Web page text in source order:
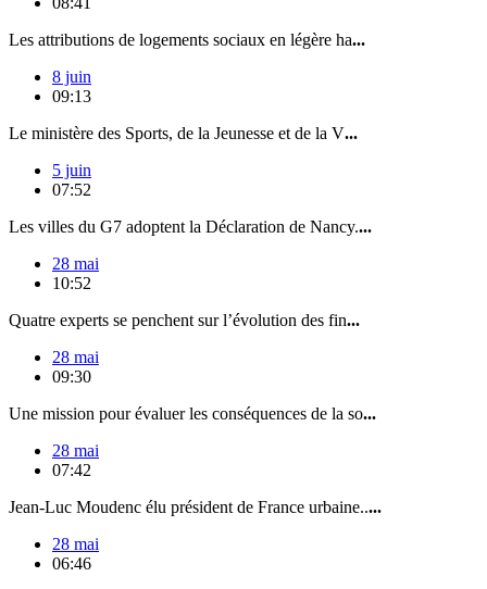
Les attributions de logements sociaux en légère ha...
8 juin
09:13
Le ministère des Sports, de la Jeunesse et de la V...
5 juin
07:52
Les villes du G7 adoptent la Déclaration de Nancy....
28 mai
10:52
Quatre experts se penchent sur l’évolution des fin...
28 mai
09:30
Une mission pour évaluer les conséquences de la so...
28 mai
07:42
Jean-Luc Moudenc élu président de France urbaine.....
28 mai
06:46